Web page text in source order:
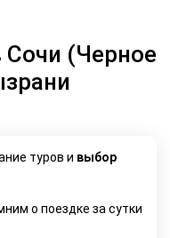
(Черное
туров и выбор
о поездке за сутки